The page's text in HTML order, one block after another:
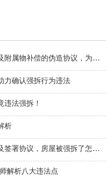
京云律师破局维权：揭露青苗及附属物补偿的伪造协议，为农民维权赢得正义
力确认强拆行为违法
违法强拆！
析
【京云房屋拆迁律师】没来得及签署协议，房屋被强拆了怎么办？
解析八大违法点